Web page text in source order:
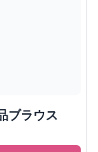
ブラウス